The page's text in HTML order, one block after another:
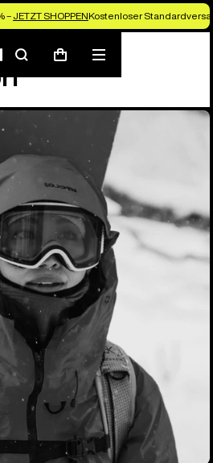
– JETZT SHOPPENKostenloser
SuchenWarenkorb
Menü